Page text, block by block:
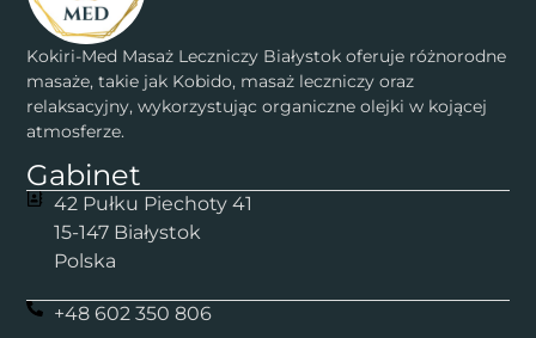
Kokiri-Med Masaż Leczniczy Białystok oferuje różnorodne
masaże, takie jak Kobido, masaż leczniczy oraz
relaksacyjny, wykorzystując organiczne olejki w kojącej
atmosferze.
Gabinet
42 Pułku Piechoty 41
15-147 Białystok
Polska
+48 602 350 806